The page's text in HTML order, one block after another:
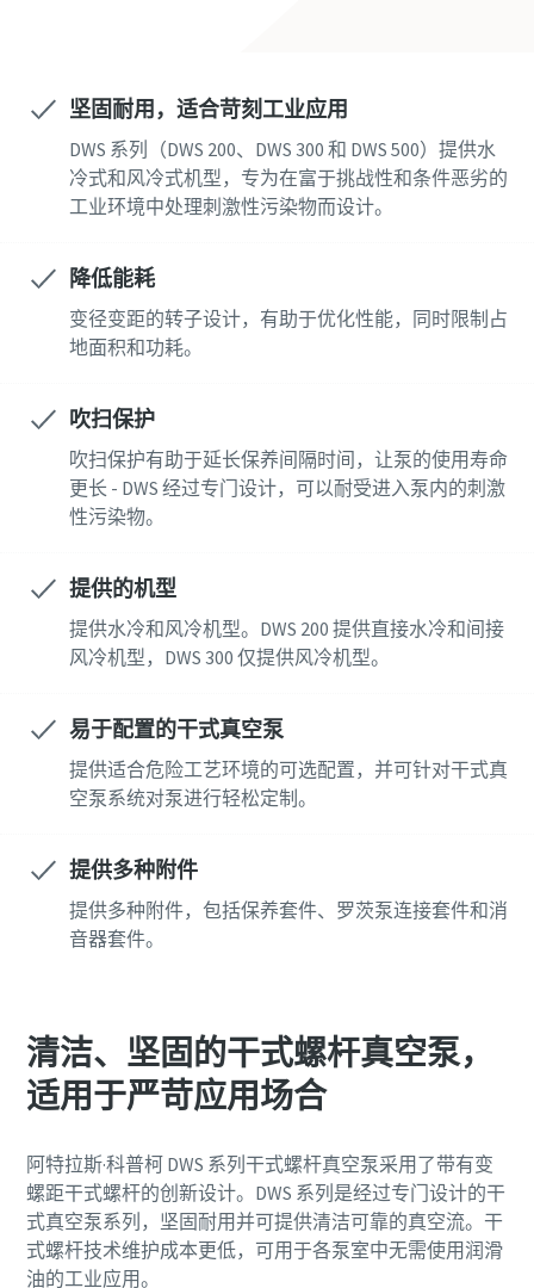
坚固耐用，适合苛刻工业应用
DWS 系列（DWS 200、DWS 300 和 DWS 500）提供水
冷式和风冷式机型，专为在富于挑战性和条件恶劣的
工业环境中处理刺激性污染物而设计。
降低能耗
变径变距的转子设计，有助于优化性能，同时限制占
地面积和功耗。
吹扫保护
吹扫保护有助于延长保养间隔时间，让泵的使用寿命
更长 - DWS 经过专门设计，可以耐受进入泵内的刺激
性污染物。
提供的机型
提供水冷和风冷机型。DWS 200 提供直接水冷和间接
风冷机型，DWS 300 仅提供风冷机型。
易于配置的干式真空泵
提供适合危险工艺环境的可选配置，并可针对干式真
空泵系统对泵进行轻松定制。
提供多种附件
提供多种附件，包括保养套件、罗茨泵连接套件和消
音器套件。
清洁、坚固的干式螺杆真空泵，
适用于严苛应用场合
阿特拉斯·科普柯 DWS 系列干式螺杆真空泵采用了带有变
螺距干式螺杆的创新设计。DWS 系列是经过专门设计的干
式真空泵系列，坚固耐用并可提供清洁可靠的真空流。干
式螺杆技术维护成本更低，可用于各泵室中无需使用润滑
油的工业应用。
其他信息
公司
国家/地区
街道
城市
邮政编码 (ZIP)
任何问题或请求
将能够通过收集的信息与您取得
联系。获取更多信息，请参阅我
们的隐私政策。
同意按上述隐私政策规定跨
境传输本人的个人信息
其他信息
公司
国家/地区
街道
城市
邮政编码 (ZIP)
任何问题或请求
将能够通过收集的信息与您取得
联系。获取更多信息，请参阅我
们的隐私政策。
同意按上述隐私政策规定跨
境传输本人的个人信息
其他信息
公司
国家/地区
街道
城市
邮政编码 (ZIP)
任何问题或请求
将能够通过收集的信息与您取得
联系。获取更多信息，请参阅我
们的隐私政策。
同意按上述隐私政策规定跨
境传输本人的个人信息